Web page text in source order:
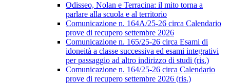
Odisseo, Nolan e Terracina: il mito torna a
parlare alla scuola e al territorio
Comunicazione n. 164A/25-26 circa Calendario
prove di recupero settembre 2026
Comunicazione n. 165/25-26 circa Esami di
idoneità a classe successiva ed esami integrativi
per passaggio ad altro indirizzo di studi (ris.)
Comunicazione n. 164/25-26 circa Calendario
prove di recupero settembre 2026 (ris.)